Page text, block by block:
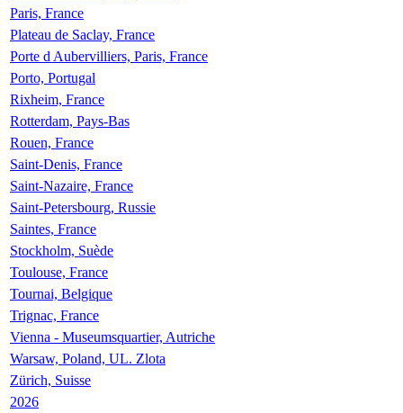
Paris, France
Plateau de Saclay, France
Porte d Aubervilliers, Paris, France
Porto, Portugal
Rixheim, France
Rotterdam, Pays-Bas
Rouen, France
Saint-Denis, France
Saint-Nazaire, France
Saint-Petersbourg, Russie
Saintes, France
Stockholm, Suède
Toulouse, France
Tournai, Belgique
Trignac, France
Vienna - Museumsquartier, Autriche
Warsaw, Poland, UL. Zlota
Zürich, Suisse
2026